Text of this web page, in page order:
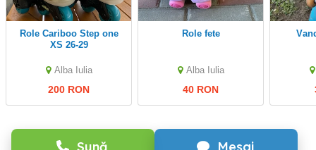
Role Cariboo Step one
XS 26-29
Alba Iulia
200 RON
role fete
Alba Iulia
40 RON